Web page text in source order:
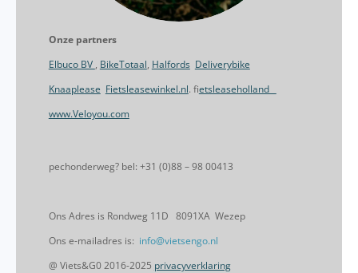
Onze partners
Elbuco BV , BikeTotaal, Halfords Deliverybike
Knaaplease Fietsleasewinkel.nl. fietsleaseholland
www.Veloyou.com
pechonderweg? bel: +31 (0)88 – 98 00413
Ons Adres is Rondweg 11D 8091XA Wezep
Ons e-mailadres is: info@vietsengo.nl
@ Viets&G0 2016-2025 privacyverklaring